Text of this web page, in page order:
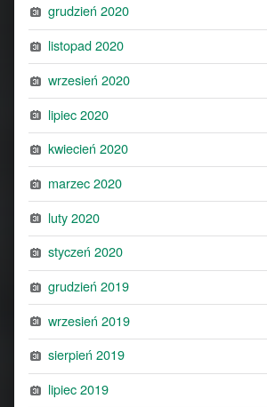
grudzień 2020
listopad 2020
wrzesień 2020
lipiec 2020
kwiecień 2020
marzec 2020
luty 2020
styczeń 2020
grudzień 2019
wrzesień 2019
sierpień 2019
lipiec 2019